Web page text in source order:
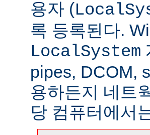
용자 (
록 등록된다.
LocalSystem
pipes, DCOM,
용하든지 네트
당 컴퓨터에서